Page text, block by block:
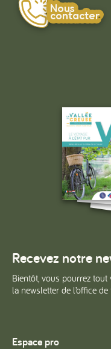
Nous
contacter
Recevez notre
Bientôt, vous pourrez
la newsletter de l’office
Espace pro
#